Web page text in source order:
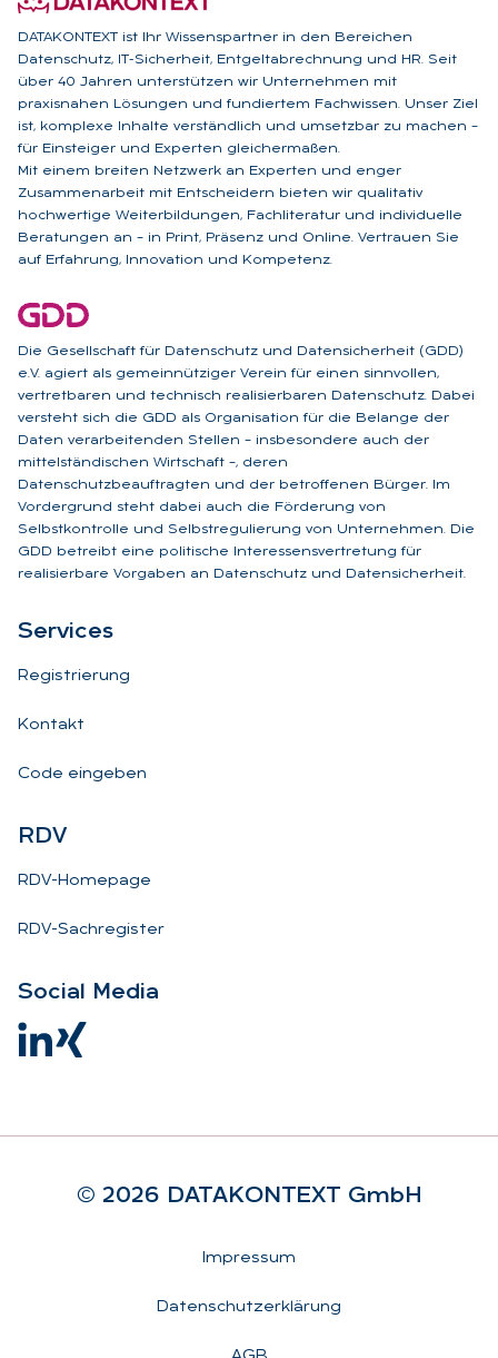
DATAKONTEXT ist Ihr Wissenspartner in den Bereichen
Datenschutz, IT-Sicherheit, Entgeltabrechnung und HR. Seit
über 40 Jahren unterstützen wir Unternehmen mit
praxisnahen Lösungen und fundiertem Fachwissen. Unser Ziel
ist, komplexe Inhalte verständlich und umsetzbar zu machen –
für Einsteiger und Experten gleichermaßen.
Mit einem breiten Netzwerk an Experten und enger
Zusammenarbeit mit Entscheidern bieten wir qualitativ
hochwertige Weiterbildungen, Fachliteratur und individuelle
Beratungen an – in Print, Präsenz und Online. Vertrauen Sie
auf Erfahrung, Innovation und Kompetenz.
Die Gesellschaft für Datenschutz und Datensicherheit (GDD)
e.V. agiert als gemeinnütziger Verein für einen sinnvollen,
vertretbaren und technisch realisierbaren Datenschutz. Dabei
versteht sich die GDD als Organisation für die Belange der
Daten verarbeitenden Stellen – insbesondere auch der
mittelständischen Wirtschaft –, deren
Datenschutzbeauftragten und der betroffenen Bürger. Im
Vordergrund steht dabei auch die Förderung von
Selbstkontrolle und Selbstregulierung von Unternehmen. Die
GDD betreibt eine politische Interessensvertretung für
realisierbare Vorgaben an Datenschutz und Datensicherheit.
Ser­vices
Registrierung
Kontakt
Code eingeben
RDV
RDV-Homepage
RDV-Sachregister
So­ci­al Me­dia
© 2026 DA­TA­KON­TEXT GmbH
Impressum
Datenschutzerklärung